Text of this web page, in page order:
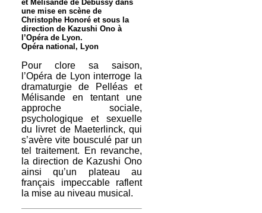
et Mélisande de Debussy dans
une mise en scène de
Christophe Honoré et sous la
direction de Kazushi Ono à
l’Opéra de Lyon.
Opéra national, Lyon
Pour clore sa saison,
l’Opéra de Lyon interroge la
dramaturgie de Pelléas et
Mélisande en tentant une
approche sociale,
psychologique et sexuelle
du livret de Maeterlinck, qui
s’avère vite bousculé par un
tel traitement. En revanche,
la direction de Kazushi Ono
ainsi qu’un plateau au
français impeccable raflent
la mise au niveau musical.